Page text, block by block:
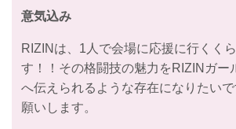
意気込み
RIZINは、1人で会場に応援に行くく
す！！その格闘技の魅力をRIZINガー
へ伝えられるような存在になりたい
願いします。